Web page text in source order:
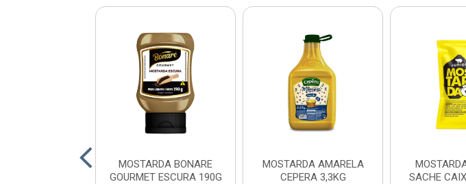
MOSTARDA BONARE
GOURMET ESCURA 190G
MOSTARDA AMARELA
CEPERA 3,3KG
SACHE